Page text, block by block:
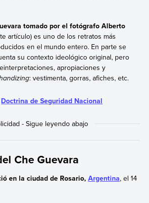
tomado por el fotógrafo Alberto
artículo) es uno de los retratos más
en el mundo entero. En parte se
su contexto ideológico original, pero
apropiaciones y
: vestimenta, gorras, afiches, etc.
Doctrina de Seguridad Nacional
Che Guevara
en la ciudad de Rosario, Argentina, el 14